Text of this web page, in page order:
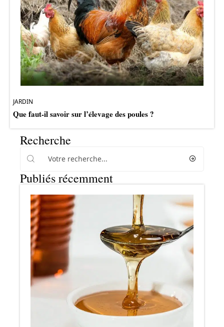
JARDIN
Que faut-il savoir sur l’élevage des poules ?
Recherche
Publiés récemment